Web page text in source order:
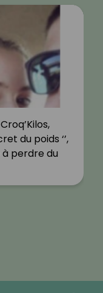
du poids ‘’,
à perdre du